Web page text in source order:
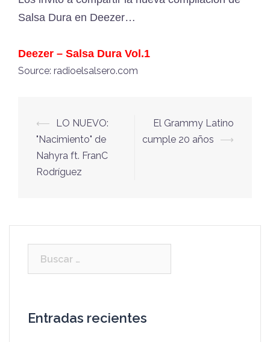
Salsa Dura en Deezer…
Deezer – Salsa Dura Vol.1
Source: radioelsalsero.com
Navegación
de
entradas
⟵
LO NUEVO:
"Nacimiento" de
Nahyra ft. FranC
Rodríguez
El Grammy Latino
cumple 20 años
⟶
Entradas recientes